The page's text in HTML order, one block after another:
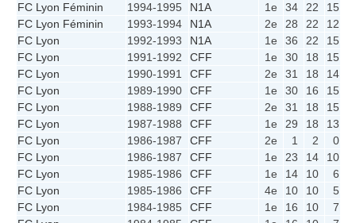
FC Lyon Féminin
1994-1995 N1A 1e 34 22 15
FC Lyon Féminin
1993-1994 N1A 2e 28 22 12
FC Lyon
1992-1993 N1A 1e 36 22 15
FC Lyon
1991-1992 CFF 1e 30 18 15
FC Lyon
1990-1991 CFF 2e 31 18 14
FC Lyon
1989-1990 CFF 1e 30 16 15
FC Lyon
1988-1989 CFF 2e 31 18 15
FC Lyon
1987-1988 CFF 1e 29 18 13
FC Lyon
1986-1987 CFF 2e 1 2 0
FC Lyon
1986-1987 CFF 1e 23 14 10
FC Lyon
1985-1986 CFF 1e 14 10 6
FC Lyon
1985-1986 CFF 4e 10 10 5
FC Lyon
1984-1985 CFF 1e 16 10 7